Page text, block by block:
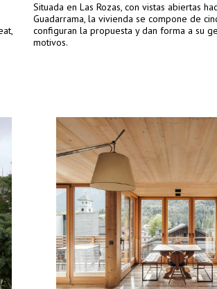
Situada en Las Rozas, con vistas abiertas
Guadarrama, la vivienda se compone de
configuran la propuesta y dan forma a su
motivos.